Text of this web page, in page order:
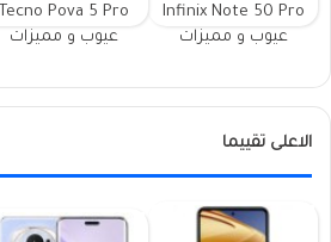
Infinix Note 50 Pro
عيوب و مميزات
Tecno Pova 5 Pro
عيوب و مميزات
الاعلى تقييما